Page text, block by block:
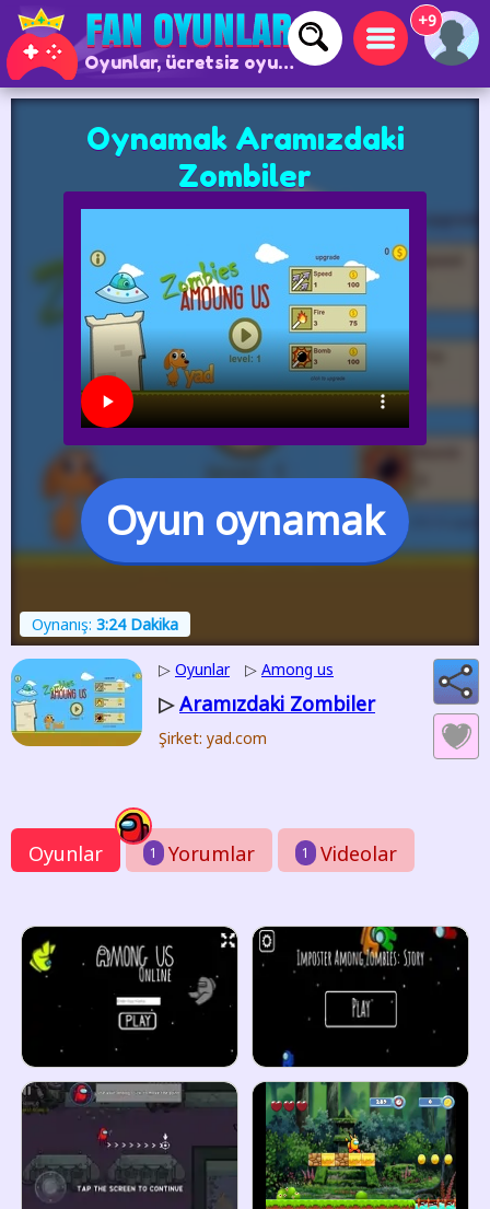
Oyunlar, ücretsiz oyunlar ve çevrimiçi oyunlar
+9
Oynamak Aramızdaki
Zombiler
Oyun oynamak
Oynanış: 3:24 Dakika
▷ Oyunlar ▷ Among us
▷Aramızdaki Zombiler
Şirket: yad.com
Oyunlar 1 Yorumlar 1 Videolar